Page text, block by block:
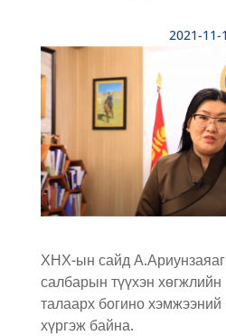
2021-11-
ХНХ-ын сайд
салбарын түүхэн хөгжлийн
талаарх богино хэмжээний
хүргэж байна.